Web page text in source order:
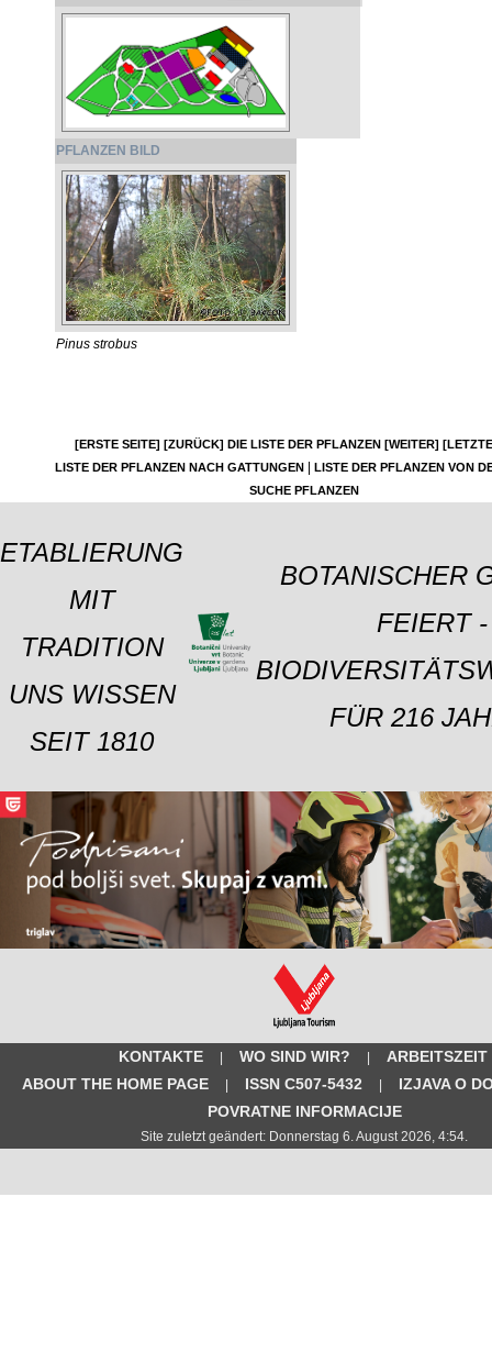
PFLANZEN BILD
Pinus strobus
[ERSTE SEITE] [ZURÜCK] DIE LISTE DER PFLANZEN [WEITER]
LISTE DER PFLANZEN NACH GATTUNGEN
LISTE DER PFLANZEN VON
SUCHE PFLANZEN
ETABLIERUNG
MIT
TRADITION
UNS WISSEN
SEIT 1810
BOTANISCHER
FEIERT -
FÜR 216
KONTAKTE WO SIND WIR?
ARBEITSZEIT
ABOUT THE HOME PAGE
ISSN C507-5432
IZJAVA O
POVRATNE INFORMACIJE
Site zuletzt geändert: Donnerstag 6. August 2026, 4:54.